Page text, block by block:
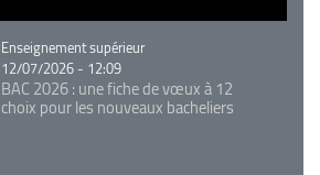
Catégorie
Enseignement supérieur
12/07/2026 - 12:09
BAC 2026 : une fiche de vœux à 12
choix pour les nouveaux bacheliers